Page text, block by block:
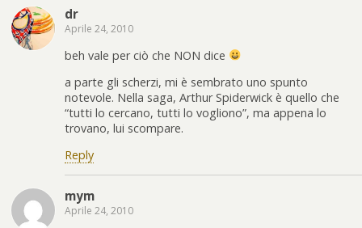
dr
Aprile 24, 2010
beh vale per ciò che NON dice
a parte gli scherzi, mi è sembrato uno spunto
notevole. Nella saga, Arthur Spiderwick è quello che
“tutti lo cercano, tutti lo vogliono”, ma appena lo
trovano, lui scompare.
Reply
mym
Aprile 24, 2010